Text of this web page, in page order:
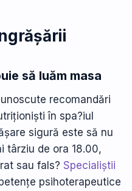
să luăm masa
recomandări
în spa?iul
sigură este să nu
târziu de ora 18.00,
sau fals? Specialiștii
psihoterapeutice